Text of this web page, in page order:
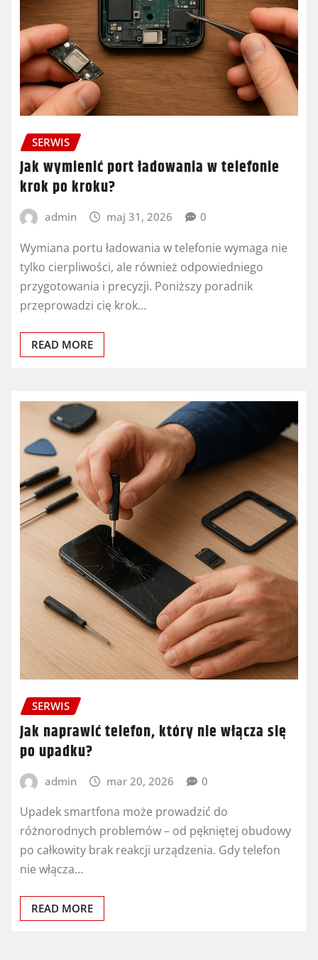
SERWIS
Jak wymienić port ładowania w telefonie
krok po kroku?
admin maj 31, 2026 0
Wymiana portu ładowania w telefonie wymaga nie
tylko cierpliwości, ale również odpowiedniego
przygotowania i precyzji. Poniższy poradnik
przeprowadzi cię krok…
READ MORE
SERWIS
Jak naprawić telefon, który nie włącza się
po upadku?
admin mar 20, 2026 0
Upadek smartfona może prowadzić do
różnorodnych problemów – od pękniętej obudowy
po całkowity brak reakcji urządzenia. Gdy telefon
nie włącza…
READ MORE